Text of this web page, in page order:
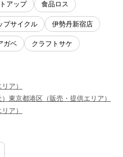
アップ 食品ロス
プサイクル 伊勢丹新宿店
ガベ クラフトサケ
リア ）
） 東京都港区 （販売・提供エリア ）
リア ）